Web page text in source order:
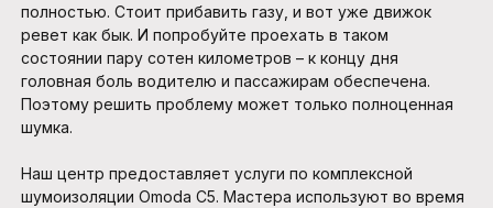
полностью. Стоит прибавить газу, и вот уже движок
ревет как бык. И попробуйте проехать в таком
состоянии пару сотен километров – к концу дня
головная боль водителю и пассажирам обеспечена.
Поэтому решить проблему может только полноценная
шумка.
Наш центр предоставляет услуги по комплексной
шумоизоляции Omoda C5. Мастера используют во время